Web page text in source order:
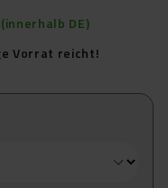
DE)
Vorrat reicht!